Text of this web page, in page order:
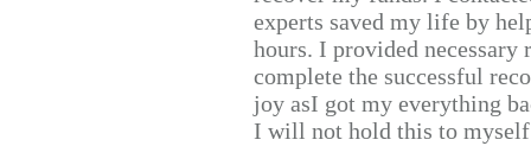
experts saved my life by
hours. I provided
complete the successful
joy asI got my everything
I will not hold this to